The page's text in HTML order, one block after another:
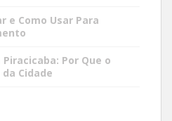
e Como Usar Para
Por Que o
Cidade